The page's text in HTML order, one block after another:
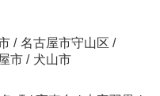
/ 名古屋市守山区 /
市 / 犬山市